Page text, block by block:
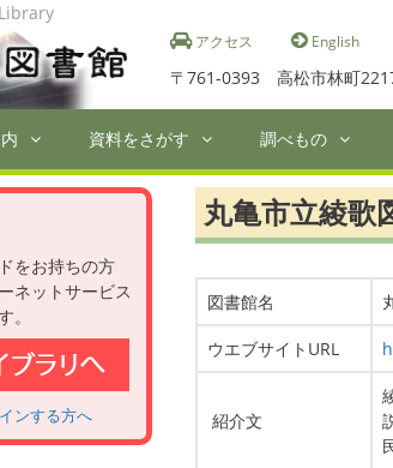
アクセス English
〒761-0393 高松市林町
資料をさがす 調べもの
丸亀市立綾歌
図書館名
ウエブサイトURL
紹介文
をお持ちの方
ネットサービス
。
ンする方へ